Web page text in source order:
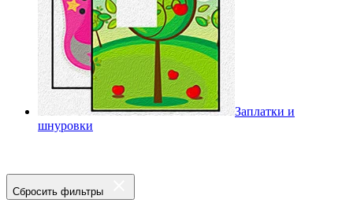
Заплатки и
шнуровки
Сбросить фильтры